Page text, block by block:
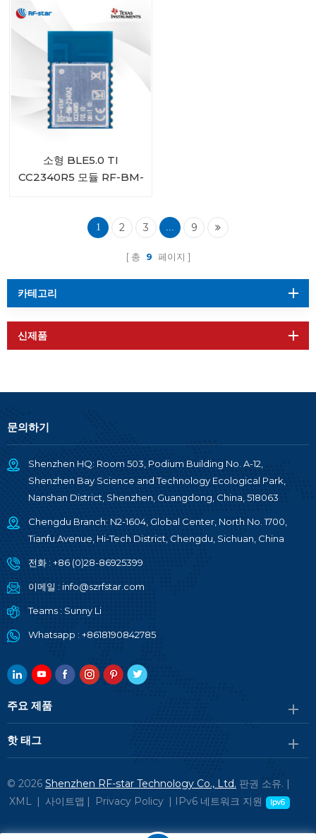
소형 BLE5.0 TI
CC2340R5 모듈 RF-BM-
1 2 3 ... 9
총 9 페이지
카테고리
신제품
문의하기
Shenzhen HQ: Room 503, Podium Building No. A-12,
Shenzhen Bay Science and Technology Ecological Park,
Nanshan District, Shenzhen, Guangdong, China, 518063
Chengdu Branch: N2-1604, Global Center, North No. 1700,
Tianfu Avenue, Hi-Tech District, Chengdu, Sichuan, China
전화 : +86 (0)28-86925399
이메일 : info@szrfstar.com
Teams : Sunny Li
Whatsapp : +8618190842785
주요 제품
핫 태그
© 2026 Shenzhen RF-star Technology Co., Ltd. 판권 소유. |
XML | 사이트맵 | Privacy Policy | IPv6 네트워크 지원